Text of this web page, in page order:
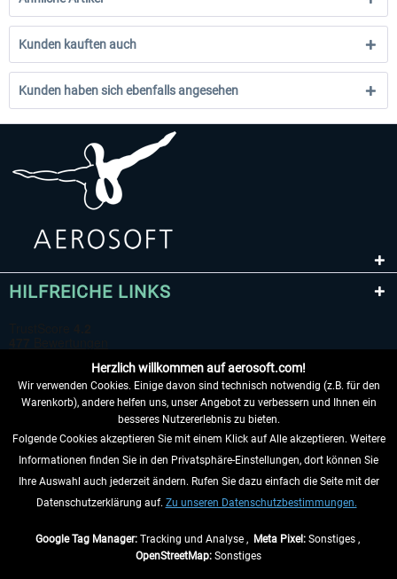
Kunden kauften auch
Kunden haben sich ebenfalls angesehen
HILFREICHE LINKS
VERTRAG WIDERRUFEN
INFORMATIONEN
Herzlich willkommen auf aerosoft.com!
Wir verwenden Cookies. Einige davon sind technisch notwendig (z.B. für den
Warenkorb), andere helfen uns, unser Angebot zu verbessern und Ihnen ein
besseres Nutzererlebnis zu bieten.
Folgende Cookies akzeptieren Sie mit einem Klick auf Alle akzeptieren. Weitere
Informationen finden Sie in den Privatsphäre-Einstellungen, dort können Sie
Ihre Auswahl auch jederzeit ändern. Rufen Sie dazu einfach die Seite mit der
Datenschutzerklärung auf. Zu unseren Datenschutzbestimmungen.
Google Tag Manager:Tracking und Analyse , Meta Pixel:Sonstiges ,
OpenStreetMap: Sonstiges